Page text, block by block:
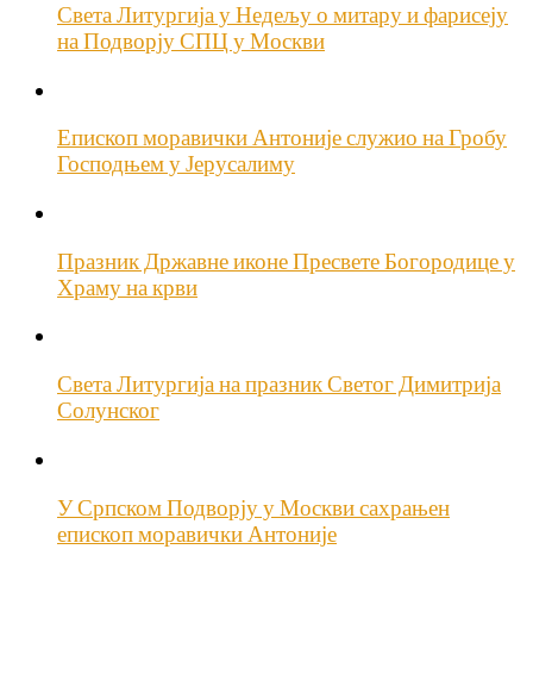
Света Литургија у Недељу о митару и фарисеју
на Подворју СПЦ у Москви
Епископ моравички Антоније служио на Гробу
Господњем у Јерусалиму
Празник Државне иконе Пресвете Богородице у
Храму на крви
Света Литургија на празник Светог Димитрија
Солунског
У Српском Подворју у Москви сахрањен
епископ моравички Антоније